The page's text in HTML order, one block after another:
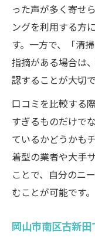
岡山市南
方
口コミ重
イント
利用者評
ビス
おすすめ
暮らしのマ
暮らしの
を比較す
口コミを
岡山市南
った声が多く寄せ
ングを利用する方
す。一方で、「清
指摘がある場合は
認することが大切で
口コミを比較する
すぎるものだけで
ているかどうかも
着型の業者や大手
ことで、自分のニ
むことが可能です。
岡山市南区古新